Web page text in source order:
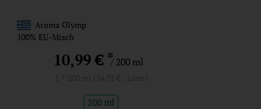
Aroma Olymp
100% EU-Misch
10,99 € */ 200 ml
200 ml